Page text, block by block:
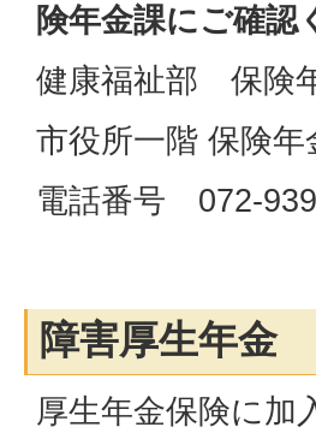
険年金課にご確認
健康福祉部 保険
市役所一階 保険
電話番号 072-
障害厚生年金
厚生年金保険に加